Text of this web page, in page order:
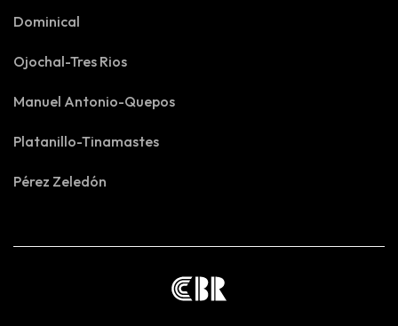
Dominical
Ojochal-Tres Rios
Manuel Antonio-Quepos
Platanillo-Tinamastes
Pérez Zeledón